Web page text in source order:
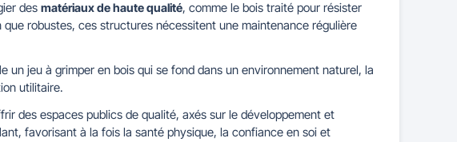
des matériaux de haute qualité, comme le bois traité pour résister
robustes, ces structures nécessitent une maintenance régulière
jeu à grimper en bois qui se fond dans un environnement naturel, la
utilitaire.
des espaces publics de qualité, axés sur le développement et
favorisant à la fois la santé physique, la confiance en soi et